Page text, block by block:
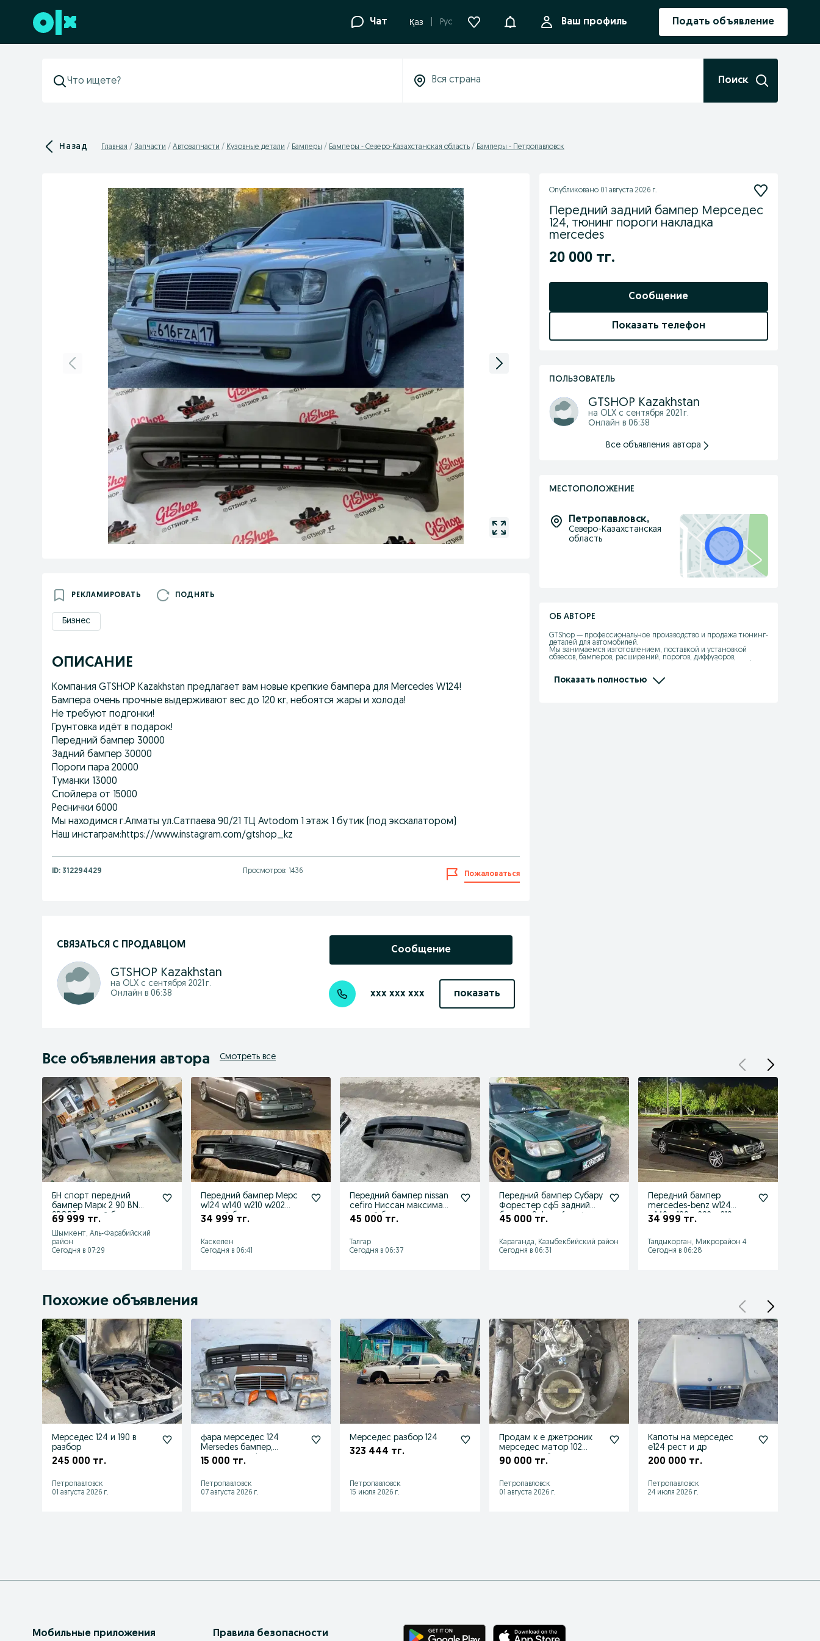
Перейти к нижнему колонтитулу Чат Қаз Рус УведомленияВаш профиль Подать объявление
Поиск
Назад Главная Запчасти Автозапчасти Кузовные детали Бамперы Бамперы - Северо-Казахстанская область Бамперы - Петропавловск
РЕКЛАМИРОВАТЬ ПОДНЯТЬ
Бизнес
ОПИСАНИЕ
Компания GTSHOP Kazakhstan предлагает вам новые крепкие бампера для Mercedes W124!
Бампера очень прочные выдерживают вес до 120 кг, небоятся жары и холода!
Не требуют подгонки!
Грунтовка идёт в подарок!
Передний бампер 30000
Задний бампер 30000
Пороги пара 20000
Туманки 13000
Спойлера от 15000
Реснички 6000
Мы находимся г.Алматы ул.Сатпаева 90/21 ТЦ Avtodom 1 этаж 1 бутик (под экскалатором)
Наш инстаграм:https://www.instagram.com/gtshop_kz
ID: 312294429 Просмотров: 1436 Пожаловаться
СВЯЗАТЬСЯ С ПРОДАВЦОМ
GTSHOP Kazakhstan
на OLX с сентября 2021 г.
Онлайн в 06:38
Сообщение
xxx xxx xxx показать
Опубликовано 01 августа 2026 г.
Передний задний бампер Мерседес
124, тюнинг пороги накладка
mercedes
20 000 тг.
Сообщение
Показать телефон
ПОЛЬЗОВАТЕЛЬ
GTSHOP Kazakhstan
на OLX с сентября 2021 г.
Онлайн в 06:38
Все объявления автора
МЕСТОПОЛОЖЕНИЕ
Петропавловск,
Северо-Казахстанская
область
ОБ АВТОРЕ
GTShop — профессиональное производство и продажа тюнинг-
деталей для автомобилей.
Мы занимаемся изготовлением, поставкой и установкой
обвесов, бамперов, расширений, порогов, диффузоров,
Работаем более 10 лет, своё производство, свои формы,
Показать полностью
Все объявления автора Смотреть все
БН спорт передний
бампер Марк 2 90 BN
SPORT задний бампер
69 999 тг.
Шымкент, Аль-Фарабийский
район
Сегодня в 07:29
Передний бампер Мерс
w124 w140 w210 w202
задний бампер пороги
34 999 тг.
Каскелен
Сегодня в 06:41
Передний бампер nissan
cefiro Ниссан максима
задний бампер пороги
45 000 тг.
Талгар
Сегодня в 06:37
Передний бампер Субару
Форестер сф5 задний
бампер Subaru forester
45 000 тг.
Караганда, Казыбекбийский район
Сегодня в 06:31
Передний бампер
mercedes-benz w124
w140 w190 w202 w210
34 999 тг.
Талдыкорган, Микрорайон 4
Сегодня в 06:28
Похожие объявления
Мерседес 124 и 190 в
разбор
245 000 тг.
Петропавловск
01 августа 2026 г.
фара мерседес 124
Mersedes бампер,
реснички на фары
15 000 тг.
Петропавловск
07 августа 2026 г.
Мерседес разбор 124
323 444 тг.
Петропавловск
15 июля 2026 г.
Продам к е джетроник
мерседес матор 102
кантрактный с японии
90 000 тг.
Петропавловск
01 августа 2026 г.
Капоты на мерседес
е124 рест и др
200 000 тг.
Петропавловск
24 июля 2026 г.
Мобильные приложения Правила безопасности